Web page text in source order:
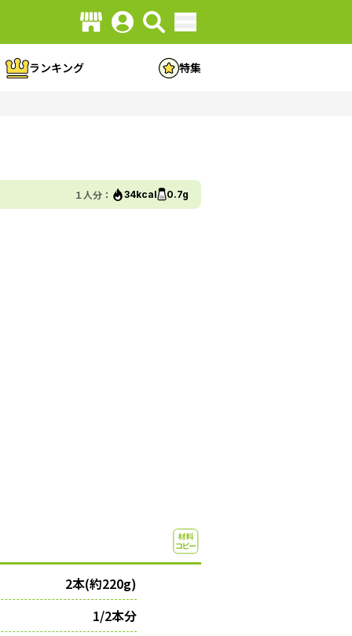
ランキング 特集
１人分： 34kcal 0.7g
2本(約220g)
1/2本分